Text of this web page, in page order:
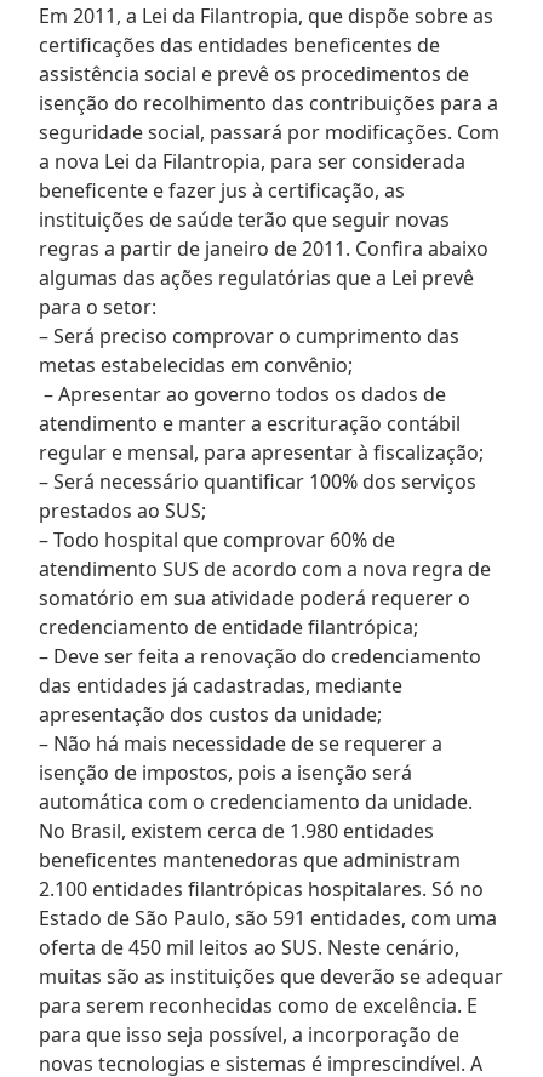
Em 2011, a Lei da Filantropia, que dispõe sobre as
certificações das entidades beneficentes de
assistência social e prevê os procedimentos de
isenção do recolhimento das contribuições para a
seguridade social, passará por modificações. Com
a nova Lei da Filantropia, para ser considerada
beneficente e fazer jus à certificação, as
instituições de saúde terão que seguir novas
regras a partir de janeiro de 2011. Confira abaixo
algumas das ações regulatórias que a Lei prevê
para o setor:
– Será preciso comprovar o cumprimento das
metas estabelecidas em convênio;
– Apresentar ao governo todos os dados de
atendimento e manter a escrituração contábil
regular e mensal, para apresentar à fiscalização;
– Será necessário quantificar 100% dos serviços
prestados ao SUS;
– Todo hospital que comprovar 60% de
atendimento SUS de acordo com a nova regra de
somatório em sua atividade poderá requerer o
credenciamento de entidade filantrópica;
– Deve ser feita a renovação do credenciamento
das entidades já cadastradas, mediante
apresentação dos custos da unidade;
– Não há mais necessidade de se requerer a
isenção de impostos, pois a isenção será
automática com o credenciamento da unidade.
No Brasil, existem cerca de 1.980 entidades
beneficentes mantenedoras que administram
2.100 entidades filantrópicas hospitalares. Só no
Estado de São Paulo, são 591 entidades, com uma
oferta de 450 mil leitos ao SUS. Neste cenário,
muitas são as instituições que deverão se adequar
para serem reconhecidas como de excelência. E
para que isso seja possível, a incorporação de
novas tecnologias e sistemas é imprescindível. A